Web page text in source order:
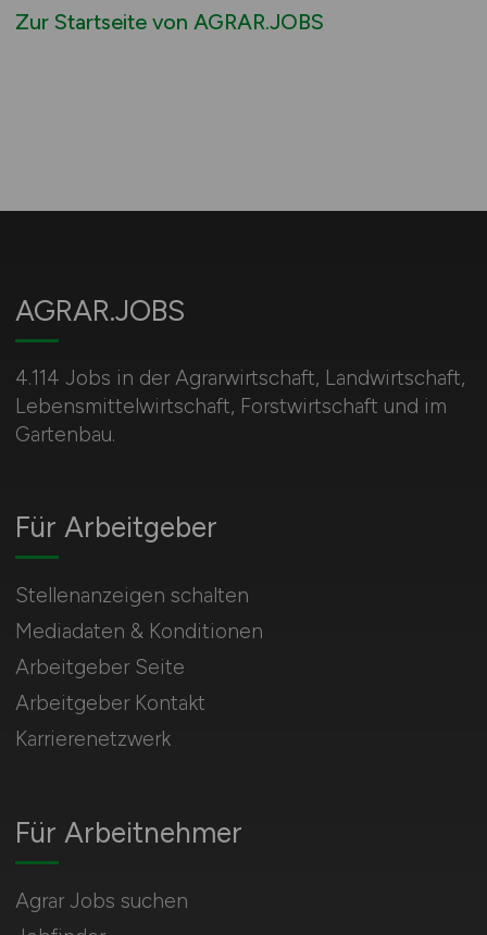
Zur Startseite von AGRAR.JOBS
AGRAR.JOBS
4.114 Jobs in der Agrarwirtschaft, Landwirtschaft,
Lebensmittelwirtschaft, Forstwirtschaft und im
Gartenbau.
Für Arbeitnehmer
Agrar Jobs suchen
Für Arbeitgeber
Stellenanzeigen schalten
Mediadaten & Konditionen
Arbeitgeber Seite
Arbeitgeber Kontakt
Karrierenetzwerk